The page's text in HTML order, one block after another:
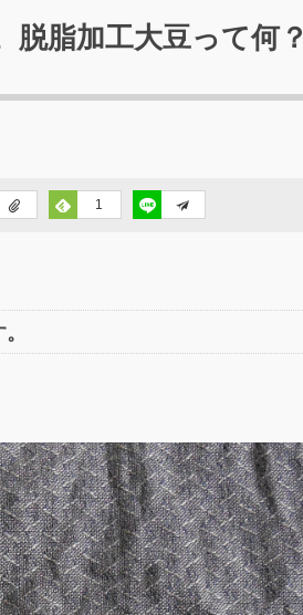
脂加工大豆って何？
1